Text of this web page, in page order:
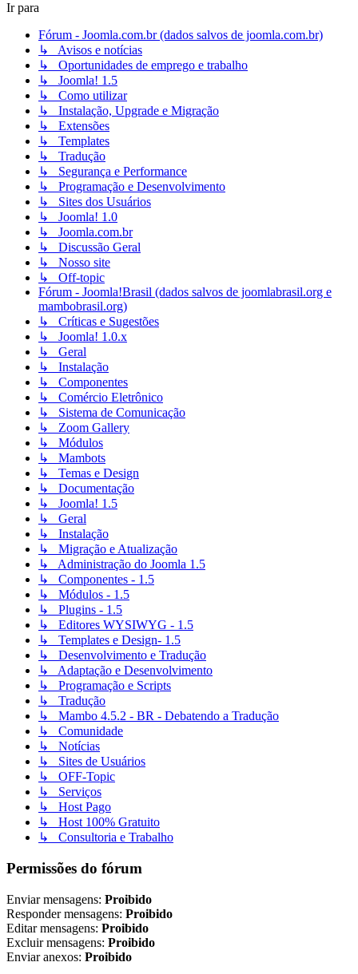
Ir para
Fórum - Joomla.com.br (dados salvos de joomla.com.br)
↳ Avisos e notícias
↳ Oportunidades de emprego e trabalho
↳ Joomla! 1.5
↳ Como utilizar
↳ Instalação, Upgrade e Migração
↳ Extensões
↳ Templates
↳ Tradução
↳ Segurança e Performance
↳ Programação e Desenvolvimento
↳ Sites dos Usuários
↳ Joomla! 1.0
↳ Joomla.com.br
↳ Discussão Geral
↳ Nosso site
↳ Off-topic
Fórum - Joomla!Brasil (dados salvos de joomlabrasil.org e
mambobrasil.org)
↳ Críticas e Sugestões
↳ Joomla! 1.0.x
↳ Geral
↳ Instalação
↳ Componentes
↳ Comércio Eletrônico
↳ Sistema de Comunicação
↳ Zoom Gallery
↳ Módulos
↳ Mambots
↳ Temas e Design
↳ Documentação
↳ Joomla! 1.5
↳ Geral
↳ Instalação
↳ Migração e Atualização
↳ Administração do Joomla 1.5
↳ Componentes - 1.5
↳ Módulos - 1.5
↳ Plugins - 1.5
↳ Editores WYSIWYG - 1.5
↳ Templates e Design- 1.5
↳ Desenvolvimento e Tradução
↳ Adaptação e Desenvolvimento
↳ Programação e Scripts
↳ Tradução
↳ Mambo 4.5.2 - BR - Debatendo a Tradução
↳ Comunidade
↳ Notícias
↳ Sites de Usuários
↳ OFF-Topic
↳ Serviços
↳ Host Pago
↳ Host 100% Gratuito
↳ Consultoria e Trabalho
Permissões do fórum
Enviar mensagens: Proibido
Responder mensagens: Proibido
Editar mensagens: Proibido
Excluir mensagens: Proibido
Enviar anexos: Proibido